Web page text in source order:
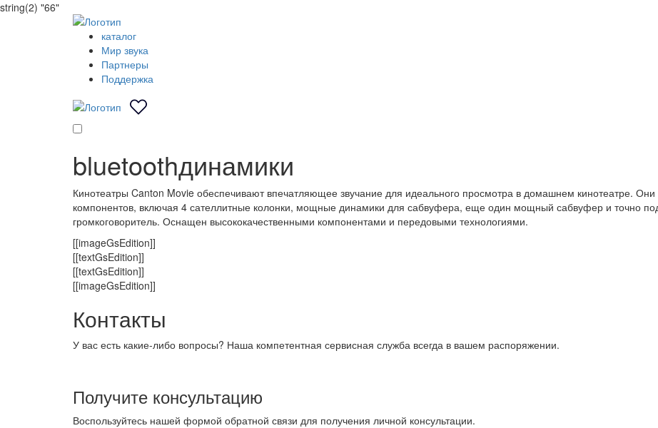
string(2) "66"
каталог
Мир звука
Партнеры
Поддержка
bluetoothдинамики
Кинотеатры Canton Movie обеспечивают впечатляющее звучание для идеального просмотра в домашнем кинотеатре.
компонентов, включая 4 сателлитные колонки, мощные динамики для сабвуфера, еще один мощный сабвуфер и точно
громкоговоритель. Оснащен высококачественными компонентами и передовыми технологиями.
[[imageGsEdition]]
[[textGsEdition]]
[[textGsEdition]]
[[imageGsEdition]]
Контакты
У вас есть какие-либо вопросы? Наша компетентная сервисная служба всегда в вашем распоряжении.
Получите консультацию
Воспользуйтесь нашей формой обратной связи для получения личной консультации.